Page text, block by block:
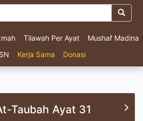
Tilawah Per Ayat
Mushaf Madina
Kerja Sama Donasi
Taubah Ayat 31